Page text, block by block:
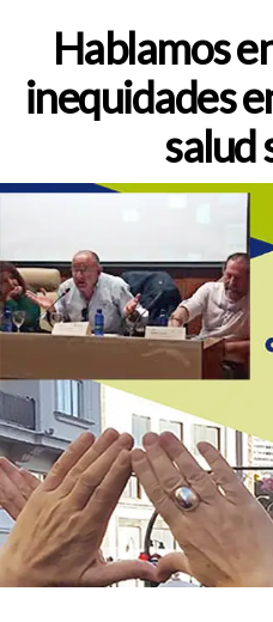
entrada
Hablamos
inequidades
salud